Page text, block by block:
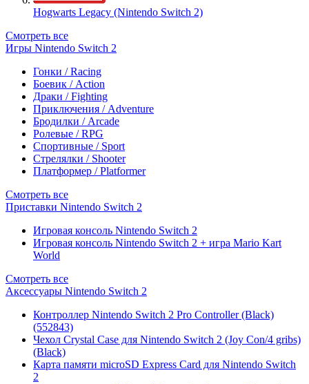
Hogwarts Legacy (Nintendo Switch 2)
Смотреть все
Игры Nintendo Switch 2
Гонки / Racing
Боевик / Action
Драки / Fighting
Приключения / Adventure
Бродилки / Arcade
Ролевые / RPG
Спортивные / Sport
Стрелялки / Shooter
Платформер / Platformer
Смотреть все
Приставки Nintendo Switch 2
Игровая консоль Nintendo Switch 2
Игровая консоль Nintendo Switch 2 + игра Mario Kart
World
Смотреть все
Аксессуары Nintendo Switch 2
Контроллер Nintendo Switch 2 Pro Controller (Black)
(552843)
Чехол Сrystal Сase для Nintendo Switch 2 (Joy Con/4 gribs)
(Black)
Карта памяти microSD Express Card для Nintendo Switch
2